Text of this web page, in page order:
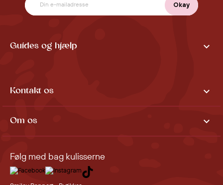
Guides og hjælp 
Kontakt os 
Om os 
Følg med bag kulisserne